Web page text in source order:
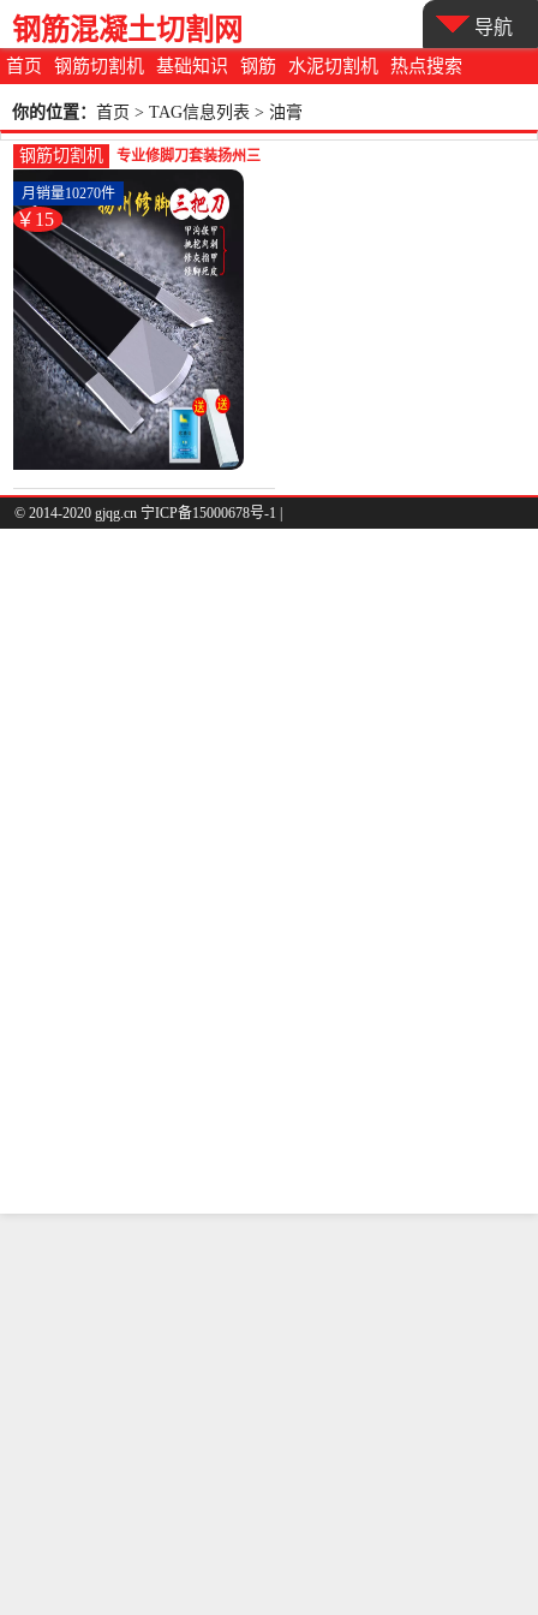
首页 钢筋切割机 基础知识 钢筋 水泥切割机 热点搜索
钢筋混凝土切割网 导航
你的位置： 首页 > TAG信息列表 > 油膏
钢筋切割机
专业修脚刀套装扬州三
把刀炎甲沟灰指甲专用
工具扦脚家-钢筋切割工
具(云绥旗舰店仅售15
元)
￥15
月销量10270件
© 2014-2020 gjqg.cn 宁ICP备15000678号-1 |